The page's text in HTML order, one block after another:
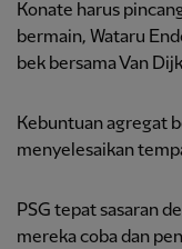
Konate harus
bermain, Wataru
bek bersama Van
Kebuntuan agregat
menyelesaikan
PSG tepat sasaran
mereka coba dan